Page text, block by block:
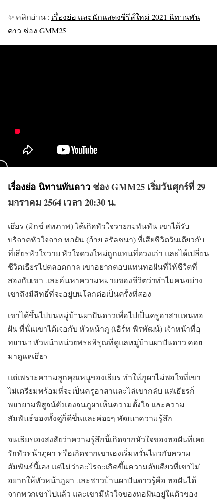
✨ คลิกอ่าน : เรื่องย่อ และนักแสดงซีรีส์ใหม่ 2021 นิทานพัน
ดาว ช่อง GMM25
เรื่องย่อ นิทานพันดาว ช่อง GMM25 เริ่มวันศุกร์ที่ 29
มกราคม 2564 เวลา 20:30 น.
เธียร (มิกซ์ สหภาพ) ได้เกิดหัวใจวายกะทันหัน เขาได้รับ
บริจาคหัวใจจาก ทอฝัน (อ้าย สรัลชนา) ที่เสียชีวิตวันเดียวกับ
ที่เธียรหัวใจวาย หัวใจดวงใหม่ถูกแทนที่ดวงเก่า และได้เปลี่ยน
ชีวิตเธียรไปตลอดกาล เขาอยากตอบแทนทอฝันที่ให้ชีวิตที่
สองกับเขา และค้นหาความหมายของชีวิตว่าทำไมคนอย่าง
เขาถึงมีสิทธิ์ที่จะอยู่บนโลกต่อเป็นครั้งที่สอง
เขาได้ขึ้นไปบนหมู่บ้านผาปันดาวเพื่อไปเป็นครูอาสาแทนทอ
ฝัน ที่นั่นเขาได้เจอกับ หัวหน้าภู (เอิร์ท พิรพัฒน์) เจ้าหน้าที่อุ
ทยานฯ หัวหน้าหน่วยพระพิรุณที่ดูแลหมู่บ้านผาปันดาว คอย
มาดูแลเธียร
แต่เพราะความลูกคุณหนูของเธียร ทำให้ภูผาไม่พอใจที่เขา
ไม่เตรียมพร้อมที่จะเป็นครูอาสาและไล่เขากลับ แต่เธียรก็
พยายามพิสูจน์ตัวเองจนภูผาเห็นความตั้งใจ และความ
สัมพันธ์ของทั้งคู่ก็ดีขึ้นและค่อยๆ พัฒนาความรู้สึก
จนเธียรเองสงสัยว่าความรู้สึกนี้เกิดจากหัวใจของทอฝันที่เคย
รักหัวหน้าภูผา หรือเกิดจากเขาเองเริ่มหวั่นไหวกับความ
สัมพันธ์นี้เอง แต่ไม่ว่าอะไรจะเกิดขึ้นความลับเดียวที่เขาไม่
อยากให้หัวหน้าภูผา และชาวบ้านผาปันดาวรู้คือ ทอฝันได้
จากพวกเขาไปแล้ว และเขามีหัวใจของทอฝันอยู่ในตัวของ